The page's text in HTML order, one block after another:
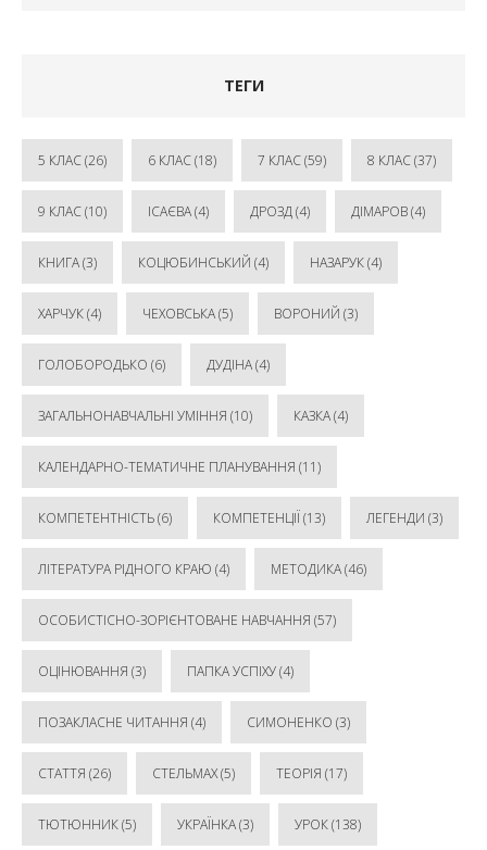
ТЕГИ
5 КЛАС(26) 6 КЛАС(18) 7 КЛАС(59) 8 КЛАС(37)
9 КЛАС(10) ІСАЄВА(4) ДРОЗД(4) ДІМАРОВ(4)
КНИГА(3) КОЦЮБИНСЬКИЙ (4) НАЗАРУК(4)
ХАРЧУК(4) ЧЕХОВСЬКА(5) ВОРОНИЙ (3)
ГОЛОБОРОДЬКО (6) ДУДІНА(4)
ЗАГАЛЬНОНАВЧАЛЬНІ УМІННЯ (10) КАЗКА(4)
КАЛЕНДАРНО-ТЕМАТИЧНЕ ПЛАНУВАННЯ (11)
КОМПЕТЕНТНІСТЬ(6) КОМПЕТЕНЦІЇ (13) ЛЕГЕНДИ (3)
ЛІТЕРАТУРА РІДНОГО КРАЮ (4) МЕТОДИКА(46)
ОСОБИСТІСНО-ЗОРІЄНТОВАНЕ НАВЧАННЯ (57)
ОЦІНЮВАННЯ (3) ПАПКА УСПІХУ(4)
ПОЗАКЛАСНЕ ЧИТАННЯ (4) СИМОНЕНКО (3)
СТАТТЯ (26) СТЕЛЬМАХ(5) ТЕОРІЯ (17)
ТЮТЮННИК(5) УКРАЇНКА(3) УРОК(138)